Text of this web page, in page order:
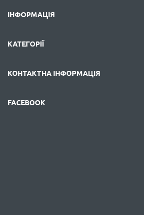
ІНФОРМАЦІЯ
КАТЕГОРІЇ
КОНТАКТНА ІНФОРМАЦІЯ
FACEBOOK